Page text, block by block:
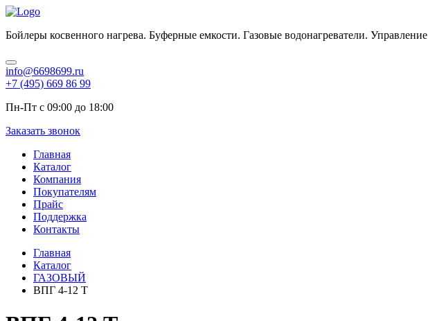
Бойлеры косвенного нагрева. Буферные емкости. Газовые водонагреватели. Управление
info@6698699.ru
+7 (495) 669 86 99
Пн-Пт с 09:00 до 18:00
Заказать звонок
Главная
Каталог
Компания
Покупателям
Прайс
Поддержка
Контакты
Главная
Каталог
ГАЗОВЫЙ
ВПГ 4-12 Т